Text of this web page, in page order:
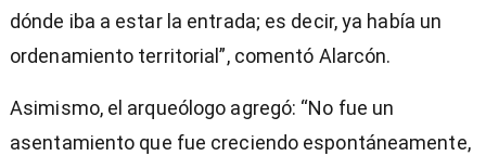
dónde iba a estar la entrada; es decir, ya había un
ordenamiento territorial”, comentó Alarcón.
Asimismo, el arqueólogo agregó: “No fue un
asentamiento que fue creciendo espontáneamente,